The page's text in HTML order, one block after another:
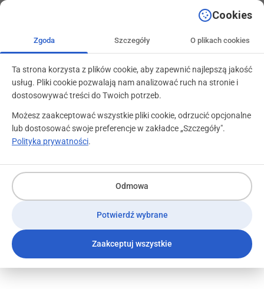
kontakt@programylojalnosciowe.plCookies
Zgoda Szczegóły O plikach cookies
Ta strona korzysta z plików cookie, aby zapewnić najlepszą jakość
usług. Pliki cookie pozwalają nam analizować ruch na stronie i
dostosowywać treści do Twoich potrzeb.
Możesz zaakceptować wszystkie pliki cookie, odrzucić opcjonalne
lub dostosować swoje preferencje w zakładce „Szczegóły".
Polityka prywatności.
Odmowa
Potwierdź wybrane
Zaakceptuj wszystkie